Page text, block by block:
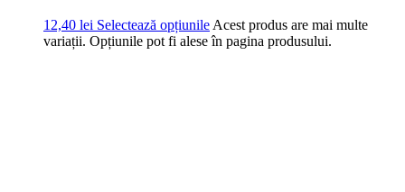
12,40 lei Selectează opțiunile Acest produs are mai multe
variații. Opțiunile pot fi alese în pagina produsului.